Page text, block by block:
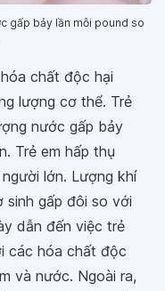
gấp bảy lần mỗi pound so
chất độc hại
lượng cơ thể. Trẻ
nước gấp bảy
Trẻ em hấp thụ
lớn. Lượng khí
sinh gấp đôi so với
dẫn đến việc trẻ
các hóa chất độc
và nước. Ngoài ra,